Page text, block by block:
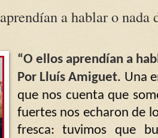
a hablar o nada
“O ellos aprendían a
Por Lluís Amiguet. Una
que nos cuenta que
fuertes nos echaron de
fresca: tuvimos que